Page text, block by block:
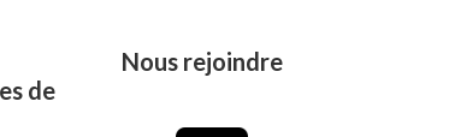
de
Nous rejoindre